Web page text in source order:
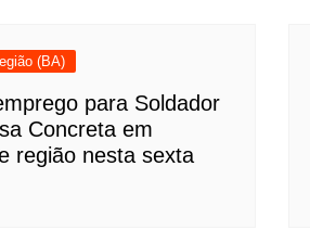
(BA)
para Soldador
Concreta em
região nesta sexta